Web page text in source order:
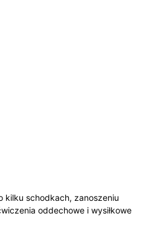
kilku schodkach, zanoszeniu
oddechowe i wysiłkowe